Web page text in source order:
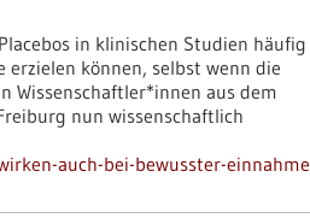
in klinischen Studien häufig
erzielen können, selbst wenn die
Wissenschaftler*innen aus dem
nun wissenschaftlich
auch-bei-bewusster-einnahme